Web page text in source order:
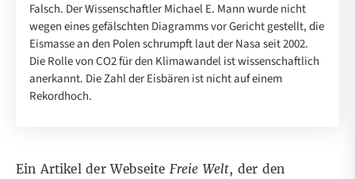
Falsch. Der Wissenschaftler Michael E. Mann wurde nicht
wegen eines gefälschten Diagramms vor Gericht gestellt, die
Eismasse an den Polen schrumpft laut der Nasa seit 2002.
Die Rolle von CO2 für den Klimawandel ist wissenschaftlich
anerkannt. Die Zahl der Eisbären ist nicht auf einem
Rekordhoch.
Ein Artikelder Webseite Freie Welt, der den